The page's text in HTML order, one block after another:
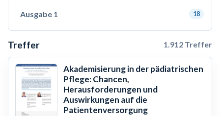
Ausgabe 1 18
Treffer 1.912 Treffer
Akademisierung in der pädiatrischen
Pflege: Chancen,
Herausforderungen und
Auswirkungen auf die
Patientenversorgung